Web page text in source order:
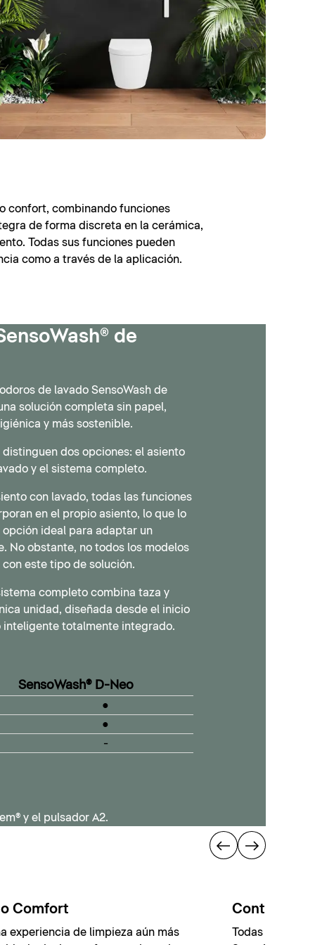
confort, combinando funciones
de forma discreta en la cerámica,
Todas sus funciones pueden
como a través de la aplicación.
de
de lavado SensoWash de
solución completa sin papel,
y más sostenible.
dos opciones: el asiento
y el sistema completo.
con lavado, todas las funciones
en el propio asiento, lo que lo
opción ideal para adaptar un
No obstante, no todos los modelos
este tipo de solución.
completo combina taza y
unidad, diseñada desde el inicio
inteligente totalmente integrado.
SensoWash® D-Neo
●
●
-
y el pulsador A2.
Comfort
experiencia de limpieza aún más
Control
Todas las